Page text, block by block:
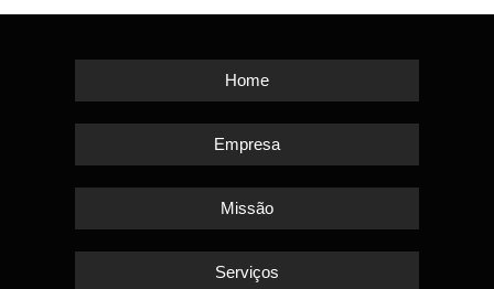
Home
Empresa
Missão
Serviços